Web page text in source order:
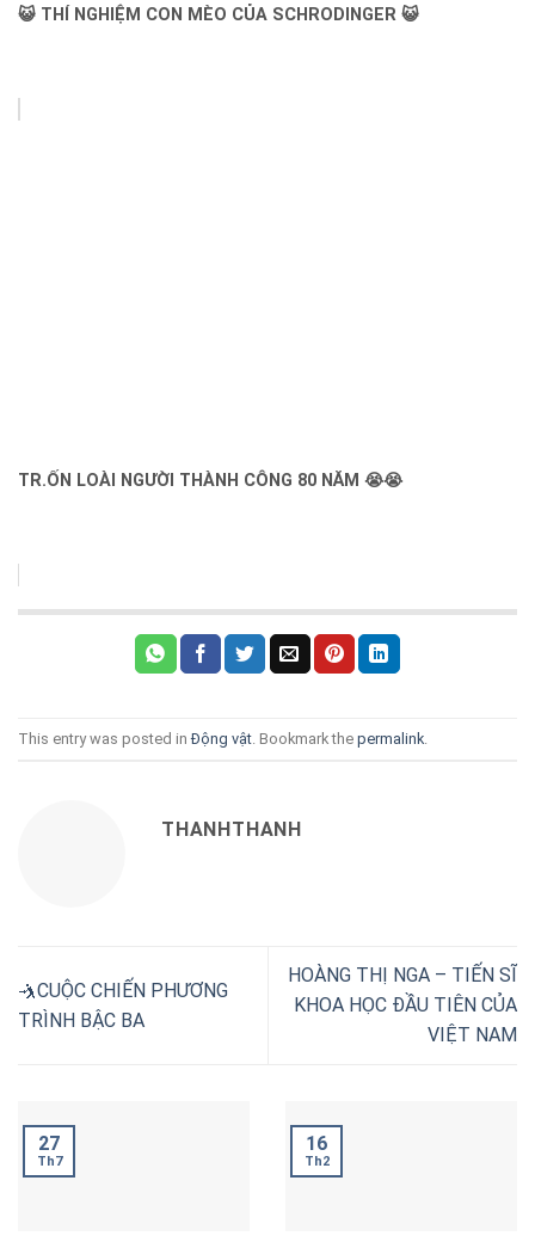
😺 THÍ NGHIỆM CON MÈO CỦA SCHRODINGER 😺
TR.ỐN LOÀI NGƯỜI THÀNH CÔNG 80 NĂM 😭😭
This entry was posted inĐộng vật . Bookmark the permalink
THANHTHANH
🤺CUỘC CHIẾN PHƯƠNG
TRÌNH BẬC BA
HOÀNG THỊ NGA – TIẾN SĨ
KHOA HỌC ĐẦU TIÊN CỦA
VIỆT NAM
27
Th7
16
Th2